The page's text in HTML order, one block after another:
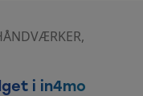
i in4mo